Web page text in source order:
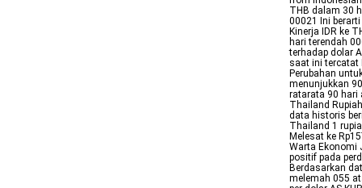
THB dalam 30
00021 Ini
Kinerja IDR ke
hari terendah
terhadap dolar
saat ini tercatat
Perubahan
menunjukkan
ratarata 90 hari
Thailand
data historis
Thailand 1
Melesat ke
Warta Ekonomi
positif pada
Berdasarkan
melemah 055